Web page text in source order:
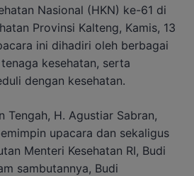
Nasional (HKN) ke-61 di
Provinsi Kalteng, Kamis, 13
ini dihadiri oleh berbagai
kesehatan, serta
dengan kesehatan.
Tengah, H. Agustiar Sabran,
upacara dan sekaligus
Menteri Kesehatan RI, Budi
sambutannya, Budi